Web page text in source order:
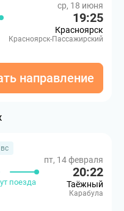
ср, 18 июня
19:25
Красноярск
Красноярск-Пассажирский
направление
поезда
пт, 14 февраля
20:22
Таёжный
Карабула